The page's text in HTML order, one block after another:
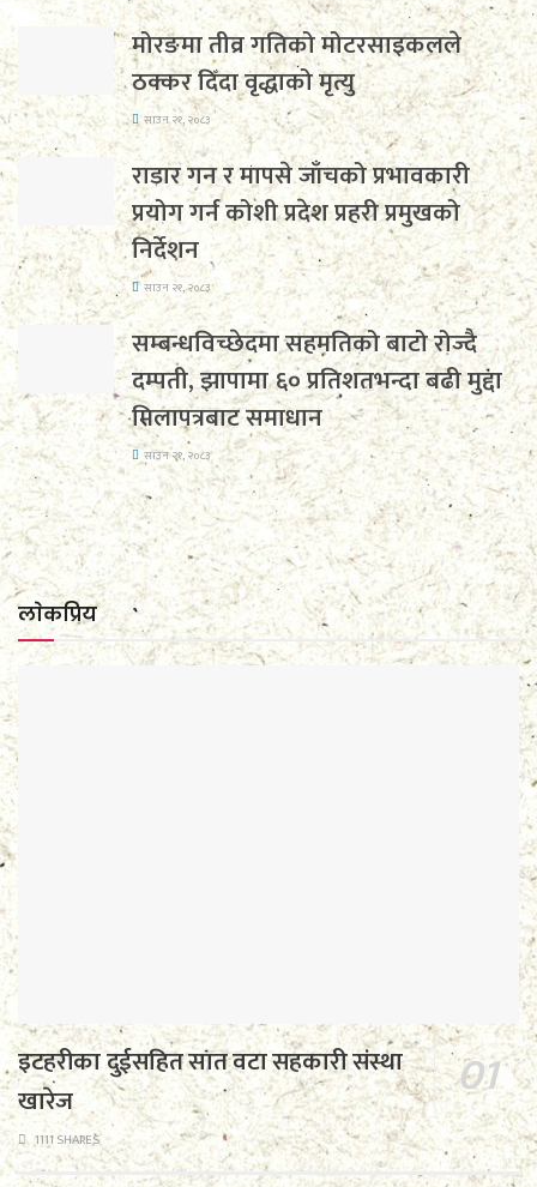
मोरङमा तीव्र गतिको मोटरसाइकलले
ठक्कर दिँदा वृद्धाको मृत्यु
साउन २१, २०८३
राडार गन र मापसे जाँचको प्रभावकारी
प्रयोग गर्न कोशी प्रदेश प्रहरी प्रमुखको
निर्देशन
साउन २१, २०८३
सम्बन्धविच्छेदमा सहमतिको बाटो रोज्दै
दम्पती, झापामा ६० प्रतिशतभन्दा बढी मुद्दा
मिलापत्रबाट समाधान
साउन २१, २०८३
लाेकप्रिय
इटहरीका दुईसहित सात वटा सहकारी संस्था
खारेज
1111 SHARES